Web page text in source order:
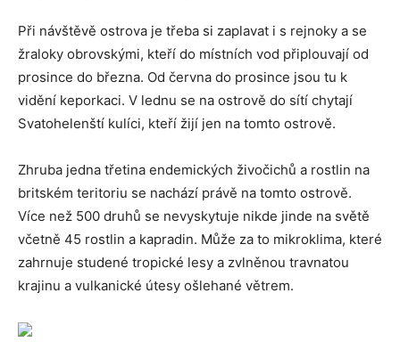
Při návštěvě ostrova je třeba si zaplavat i s rejnoky a se
žraloky obrovskými, kteří do místních vod připlouvají od
prosince do března. Od června do prosince jsou tu k
vidění keporkaci. V lednu se na ostrově do sítí chytají
Svatohelenští kulíci, kteří žijí jen na tomto ostrově.
Zhruba jedna třetina endemických živočichů a rostlin na
britském teritoriu se nachází právě na tomto ostrově.
Více než 500 druhů se nevyskytuje nikde jinde na světě
včetně 45 rostlin a kapradin. Může za to mikroklima, které
zahrnuje studené tropické lesy a zvlněnou travnatou
krajinu a vulkanické útesy ošlehané větrem.